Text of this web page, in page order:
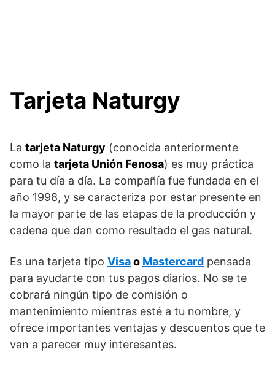
Tarjeta Naturgy
La tarjeta Naturgy (conocida anteriormente
como la tarjeta Unión Fenosa) es muy práctica
para tu día a día. La compañía fue fundada en el
año 1998, y se caracteriza por estar presente en
la mayor parte de las etapas de la producción y
cadena que dan como resultado el gas natural.
Es una tarjeta tipo Visao Mastercard pensada
para ayudarte con tus pagos diarios. No se te
cobrará ningún tipo de comisión o
mantenimiento mientras esté a tu nombre, y
ofrece importantes ventajas y descuentos que te
van a parecer muy interesantes.